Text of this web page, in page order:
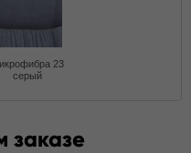
23
серый
заказе